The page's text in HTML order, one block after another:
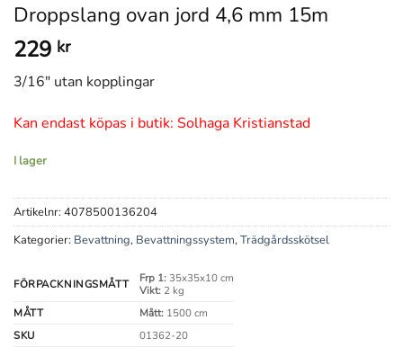
Droppslang ovan jord 4,6 mm 15m
229 kr
3/16″ utan kopplingar
Kan endast köpas i butik: Solhaga Kristianstad
I lager
Artikelnr: 4078500136204
Kategorier: Bevattning, Bevattningssystem,Trädgårdsskötsel
FÖRPACKNINGSMÅTT Frp 1:35x35x10 cm
Vikt:2 kg
MÅTT
Mått:1500 cm
SKU
01362-20